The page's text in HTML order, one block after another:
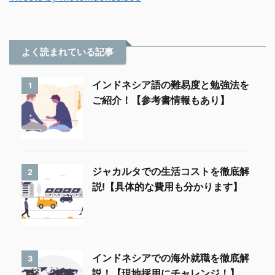
よく読まれている記事
1
インドネシア語の難易度と勉強法を
ご紹介！【参考書情報もあり】
2
ジャカルタでの生活コストを徹底解
説!【具体的な費用も分かります】
3
インドネシアでの海外就職を徹底解